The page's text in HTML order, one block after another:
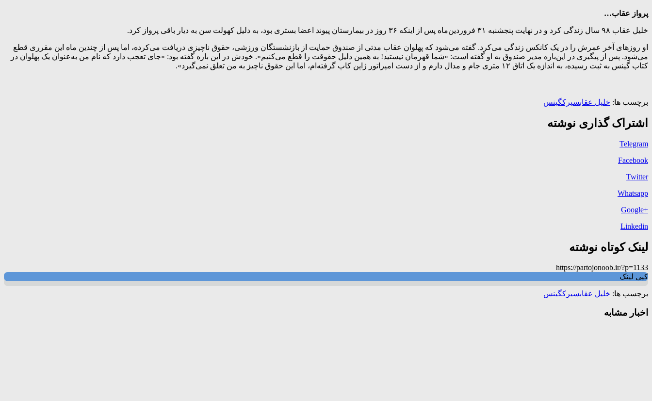
پرواز عقاب…
خلیل عقاب ۹۸ سال زندگی کرد و در نهایت پنجشنبه ۳۱ فروردین‌ماه پس از اینکه ۳۶ روز در بیمارستان پیوند اعضا بستری بود، به دلیل کهولت سن به دیار باقی پرواز کرد.
او روزهای آخر عمرش را در یک کانکس زندگی می‌کرد. گفته می‌شود که پهلوان عقاب مدتی از صندوق حمایت از بازنشستگان ورزشی، حقوق ناچیزی دریافت می‌کرده، اما پس از چندین ماه این مقرری قطع
می‌شود. پس از پیگیری در این‌باره مدیر صندوق به او گفته است: «شما قهرمان نیستید! به همین دلیل حقوقت را قطع می‌کنیم». خودش در این باره گفته بود: «جای تعجب دارد که نام من به‌عنوان یک پهلوان در
کتاب گینس به ثبت‌ رسیده، به اندازه یک اتاق ۱۲ متری جام و مدال دارم و از دست امپراتور ژاپن کاپ گرفته‌ام، اما این حقوق ناچیز به من تعلق نمی‌گیرد».
برچسب ها: خلیل عقابسیرکگینس
اشتراک گذاری نوشته
Telegram
Facebook
Twitter
Whatsapp
+Google
Linkedin
لینک کوتاه نوشته
https://partojonoob.ir/?p=1133
کپی لینک
برچسب ها: خلیل عقابسیرکگینس
اخبار مشابه